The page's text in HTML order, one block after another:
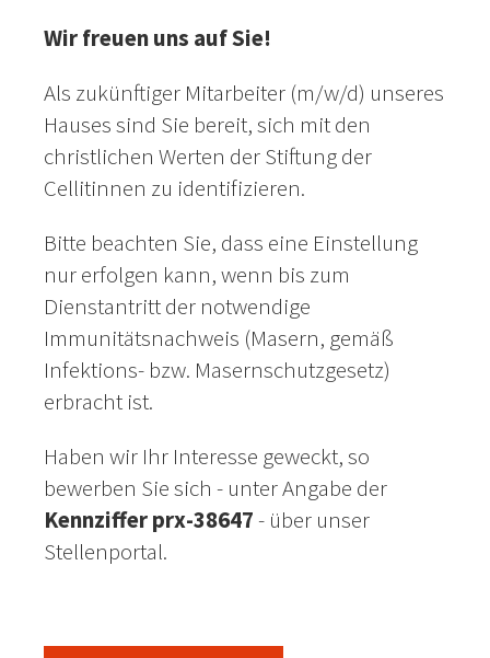
Wir freuen uns auf Sie!
Als zukünftiger Mitarbeiter (m/w/d) unseres
Hauses sind Sie bereit, sich mit den
christlichen Werten der Stiftung der
Cellitinnen zu identifizieren.
Bitte beachten Sie, dass eine Einstellung
nur erfolgen kann, wenn bis zum
Dienstantritt der notwendige
Immunitätsnachweis (Masern, gemäß
Infektions- bzw. Masernschutzgesetz)
erbracht ist.
Haben wir Ihr Interesse geweckt, so
bewerben Sie sich - unter Angabe der
Kennziffer prx-38647- über unser
Stellenportal.